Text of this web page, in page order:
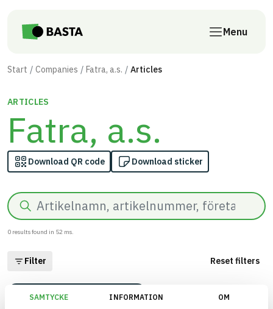
SAMTYCKE INFORMATION OM
Menu
Start Companies Fatra, a.s. Articles
ARTICLES
Fatra, a.s.
Download QR code Download sticker
Search
0 results found in 52 ms.
Filter Reset filters
EU Taxonomi/Utomhus (utanför ångspärr)/Omfattas av Tillägg C